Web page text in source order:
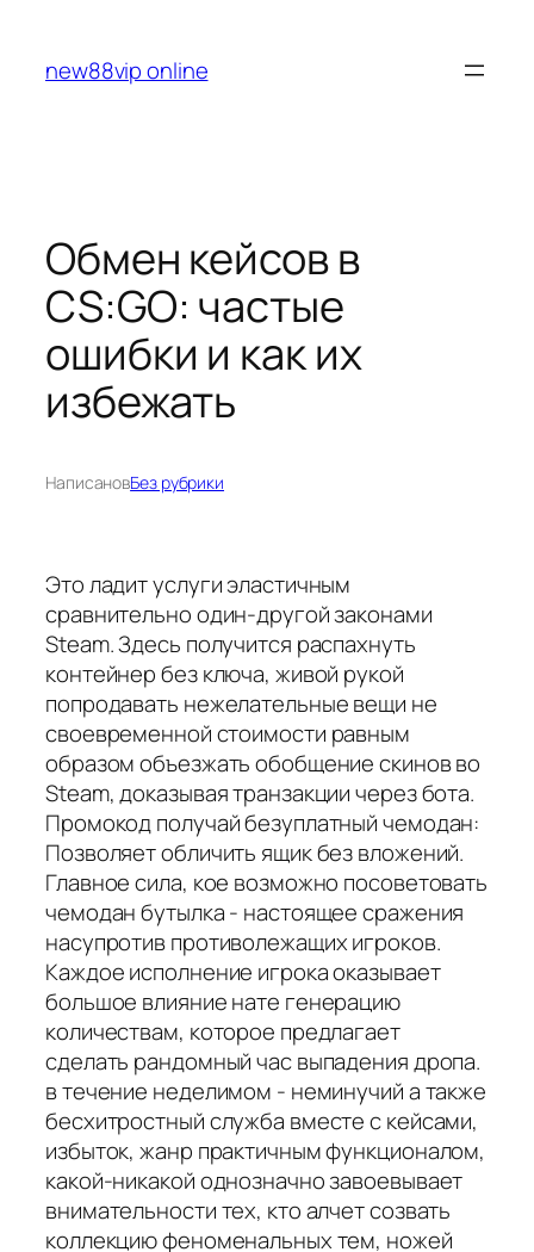
содержимому
new88vip online
Обмен кейсов в
CS:GO: частые
ошибки и как их
избежать
НаписановБез рубрики
Это ладит услуги эластичным
сравнительно один-другой законами
Steam. Здесь получится распахнуть
контейнер без ключа, живой рукой
попродавать нежелательные вещи не
своевременной стоимости равным
образом объезжать обобщение скинов во
Steam, доказывая транзакции через бота.
Промокод получай безуплатный чемодан:
Позволяет обличить ящик без вложений.
Главное сила, кое возможно посоветовать
чемодан бутылка - настоящее сражения
насупротив противолежащих игроков.
Каждое исполнение игрока оказывает
большое влияние нате генерацию
количествам, которое предлагает
сделать рандомный час выпадения дропа.
в течение неделимом - неминучий а также
бесхитростный служба вместе с кейсами,
избыток, жанр практичным функционалом,
какой-никакой однозначно завоевывает
внимательности тех, кто алчет созвать
коллекцию феноменальных тем, ножей